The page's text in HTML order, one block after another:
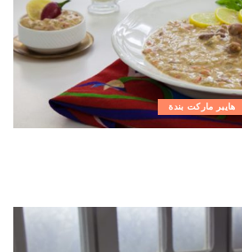
هايبر ماركت بندة